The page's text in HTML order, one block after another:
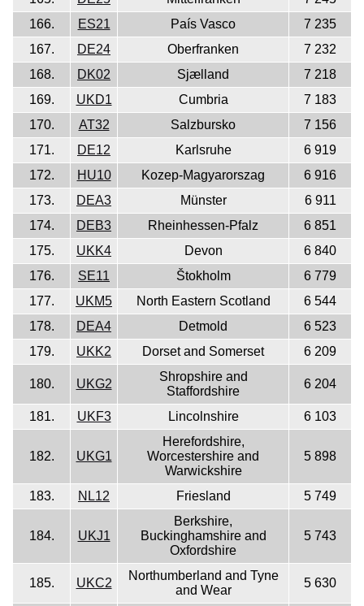
166.
ES21 País Vasco
7 235
167.
DE24 Oberfranken
7 232
168.
DK02 Sjælland
7 218
169.
UKD1 Cumbria
7 183
170.
AT32 Salzbursko
7 156
171.
DE12 Karlsruhe
6 919
172.
HU10 Kozep-Magyarorszag
6 916
173.
DEA3 Münster
6 911
174.
DEB3 Rheinhessen-Pfalz
6 851
175.
UKK4 Devon
6 840
176.
SE11 Štokholm
6 779
177.
UKM5 North Eastern Scotland
6 544
178.
DEA4 Detmold
6 523
179.
UKK2 Dorset and Somerset 6 209
180. UKG2
Shropshire and
Staffordshire
6 204
181. UKF3 Lincolnshire 6 103
182. UKG1
Herefordshire,
Worcestershire and
Warwickshire
5 898
183. NL12 Friesland 5 749
184. UKJ1
Berkshire,
Buckinghamshire and
Oxfordshire
5 743
185. UKC2
Northumberland and Tyne
and Wear
5 630